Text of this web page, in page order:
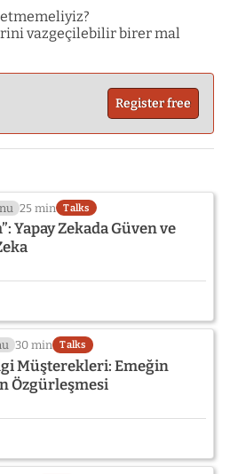
vazgeçilebilir birer mal
Register free
25 min Talks
Yapay Zekada Güven ve
30 min Talks
Müşterekleri: Emeğin
Özgürleşmesi